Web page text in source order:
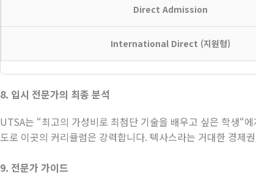
Direct Admission
International Direct (지원형)
8. 입시 전문가의 최종 분석
UTSA는 “최고의 가성비로 최첨단 기술을 배우고 싶은 학생“
도로 이곳의 커리큘럼은 강력합니다. 텍사스라는 거대한 경제
9. 전문가 가이드